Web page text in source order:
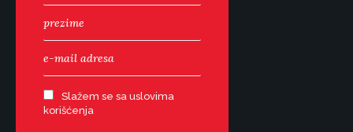
Slažem se sa uslovima
korišćenja